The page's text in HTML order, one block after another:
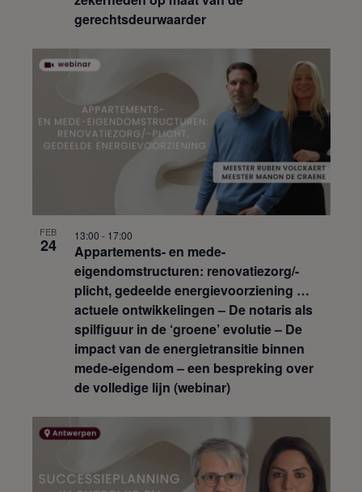
gerechtsdeurwaarder
FEB
24
Appartements- en mede-
eigendomstructuren: renovatiezorg/-
plicht, gedeelde energievoorziening …
actuele ontwikkelingen – De notaris als
spilfiguur in de ‘groene’ evolutie – De
impact van de energietransitie binnen
mede-eigendom – een bespreking over
de volledige lijn (webinar)
13:00 - 17:00